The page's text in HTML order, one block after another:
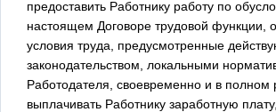
предоставить Работнику работу по
настоящем Договоре трудовой функции,
условия труда, предусмотренные
законодательством, локальными
Работодателя, своевременно и в полном
выплачивать Работнику заработную